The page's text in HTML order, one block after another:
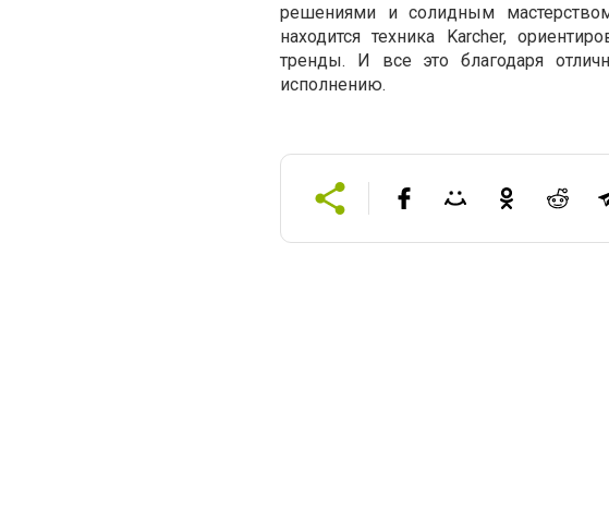
решениями
и солидным
находится техника Karcher,
тренды. И все это благодаря
исполнению.